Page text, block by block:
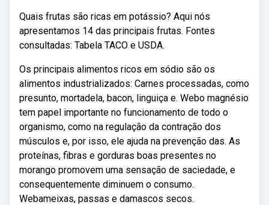
Quais frutas são ricas em potássio? Aqui nós
apresentamos 14 das principais frutas. Fontes
consultadas: Tabela TACO e USDA.
Os principais alimentos ricos em sódio são os
alimentos industrializados: Carnes processadas, como
presunto, mortadela, bacon, linguiça e. Webo magnésio
tem papel importante no funcionamento de todo o
organismo, como na regulação da contração dos
músculos e, por isso, ele ajuda na prevenção das. As
proteínas, fibras e gorduras boas presentes no
morango promovem uma sensação de saciedade, e
consequentemente diminuem o consumo.
Webameixas, passas e damascos secos.